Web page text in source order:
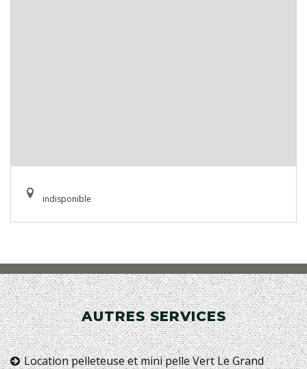
indisponible
AUTRES SERVICES
Location pelleteuse et mini pelle Vert Le Grand